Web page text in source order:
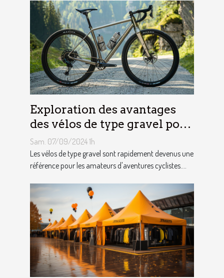
Exploration des avantages
des vélos de type gravel pour
les aventuriers
Sam. 07/09/2024 1h
Les vélos de type gravel sont rapidement devenus une
référence pour les amateurs d'aventures cyclistes....